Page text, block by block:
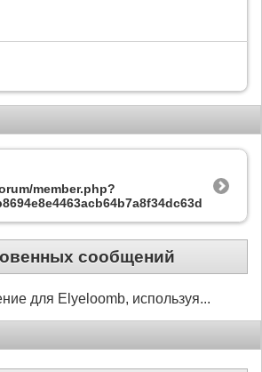
member.php?
сообщений
для Elyeloomb, используя...